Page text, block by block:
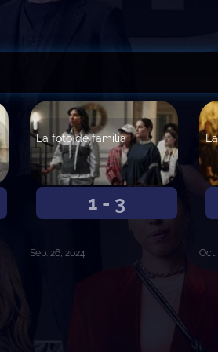
1 - 3
La foto de familia
Sep. 26, 2024 Oct.